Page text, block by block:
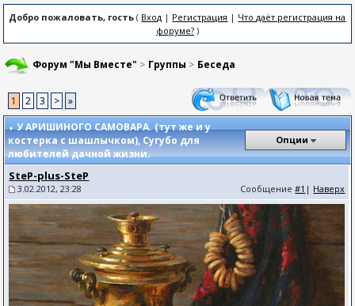
Добро пожаловать, гость ( Вход | Регистрация | Что даёт регистрация на
форуме?)
Форум "Мы Вместе" > Группы > Беседа
1 2 3 >
»
У АРИШИНОГО САМОВАРА. (тут же и у
костерка с шашлычком), Сугубо для
любителей дачной жизни.
Опции
SteP-plus-SteP
3.02.2012, 23:28 Сообщение#1 | Наверх